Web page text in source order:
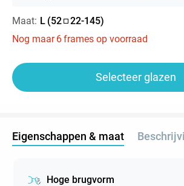
Maat: L (52 22-145)
Nog maar 6frames op voorraad
Selecteer glazen
Eigenschappen & maat
Hoge brugvorm